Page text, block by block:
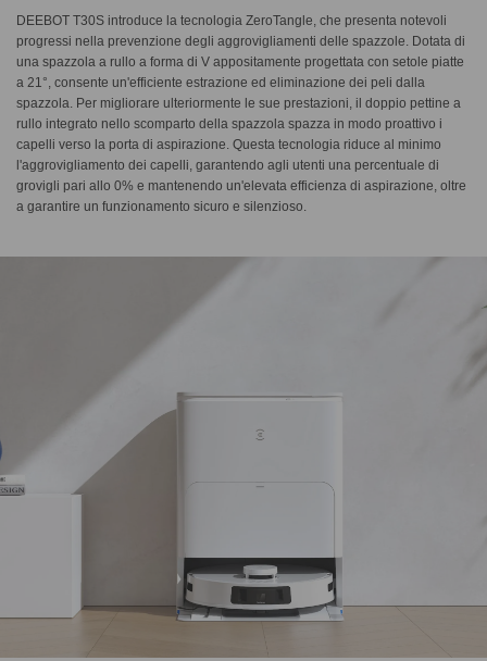
DEEBOT T30S introduce la tecnologia ZeroTangle, che presenta notevoli
progressi nella prevenzione degli aggrovigliamenti delle spazzole. Dotata di
una spazzola a rullo a forma di V appositamente progettata con setole piatte
a 21°, consente un'efficiente estrazione ed eliminazione dei peli dalla
spazzola. Per migliorare ulteriormente le sue prestazioni, il doppio pettine a
rullo integrato nello scomparto della spazzola spazza in modo proattivo i
capelli verso la porta di aspirazione. Questa tecnologia riduce al minimo
l'aggrovigliamento dei capelli, garantendo agli utenti una percentuale di
grovigli pari allo 0% e mantenendo un'elevata efficienza di aspirazione, oltre
a garantire un funzionamento sicuro e silenzioso.